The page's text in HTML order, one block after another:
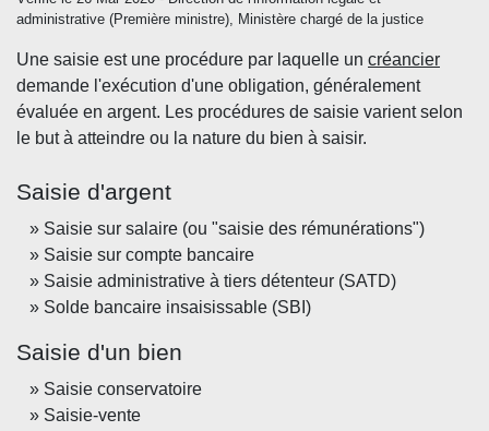
administrative (Première ministre), Ministère chargé de la justice
Une saisie est une procédure par laquelle un créancier
demande l'exécution d'une obligation, généralement
évaluée en argent. Les procédures de saisie varient selon
le but à atteindre ou la nature du bien à saisir.
Saisie d'argent
Saisie sur salaire (ou "saisie des rémunérations")
Saisie sur compte bancaire
Saisie administrative à tiers détenteur (SATD)
Solde bancaire insaisissable (SBI)
Saisie d'un bien
Saisie conservatoire
Saisie-vente